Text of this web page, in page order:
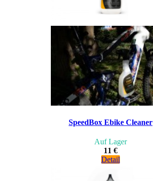
SpeedBox Ebike Cleaner
Auf Lager
11 €
Detail